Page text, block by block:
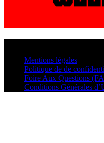
Mentions légales
Politique de de
Foire Aux Questions
Conditions Générales